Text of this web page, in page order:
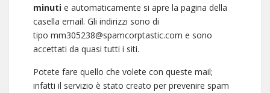
minuti e automaticamente si apre la pagina della
casella email. Gli indirizzi sono di
tipo mm305238@spamcorptastic.com e sono
accettati da quasi tutti i siti.
Potete fare quello che volete con queste mail;
infatti il servizio è stato creato per prevenire spam